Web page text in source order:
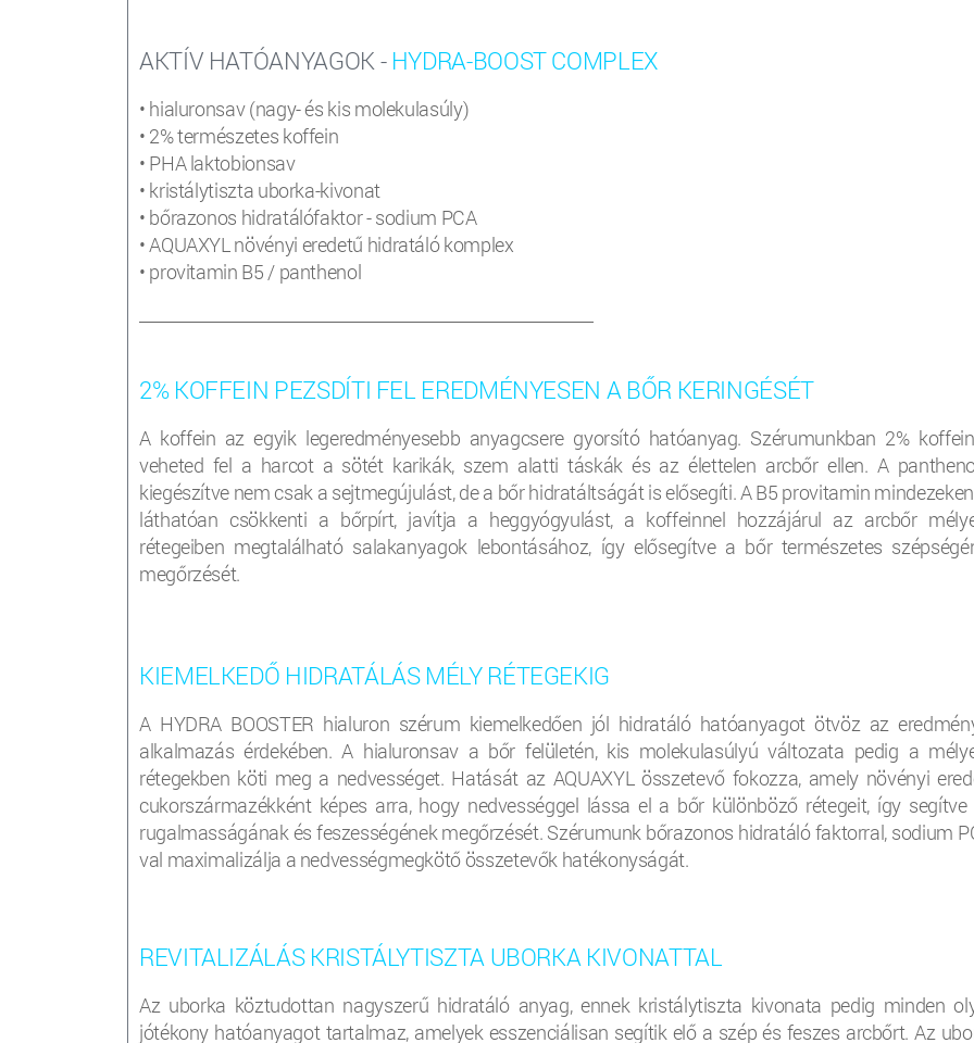
AKTÍV HATÓANYAGOK - HYDRA-BOOST COMPLEX
• hialuronsav (nagy- és kis molekulasúly)
• 2% természetes koffein
• PHA laktobionsav
• kristálytiszta uborka-kivonat
• bőrazonos hidratálófaktor - sodium PCA
• AQUAXYL növényi eredetű hidratáló komplex
• provitamin B5 / panthenol
2% KOFFEIN PEZSDÍTI FEL EREDMÉNYESEN A BŐR KERINGÉSÉT
A koffein az egyik legeredményesebb anyagcsere gyorsító hatóanyag. Szérumunkban 2%
veheted fel a harcot a sötét karikák, szem alatti táskák és az élettelen arcbőr ellen. A
kiegészítve nem csak a sejtmegújulást, de a bőr hidratáltságát is elősegíti. A B5 provitamin
láthatóan csökkenti a bőrpírt, javítja a heggyógyulást, a koffeinnel hozzájárul az arcbőr
rétegeiben megtalálható salakanyagok lebontásához, így elősegítve a bőr természetes
megőrzését.
KIEMELKEDŐ HIDRATÁLÁS MÉLY RÉTEGEKIG
A HYDRA BOOSTER hialuron szérum kiemelkedően jól hidratáló hatóanyagot ötvöz az
alkalmazás érdekében. A hialuronsav a bőr felületén, kis molekulasúlyú változata pedig a
rétegekben köti meg a nedvességet. Hatását az AQUAXYL összetevő fokozza, amely növényi
cukorszármazékként képes arra, hogy nedvességgel lássa el a bőr különböző rétegeit, így segítve
rugalmasságának és feszességének megőrzését. Szérumunk bőrazonos hidratáló faktorral, sodium
val maximalizálja a nedvességmegkötő összetevők hatékonyságát.
REVITALIZÁLÁS KRISTÁLYTISZTA UBORKA KIVONATTAL
Az uborka köztudottan nagyszerű hidratáló anyag, ennek kristálytiszta kivonata pedig minden
jótékony hatóanyagot tartalmaz, amelyek esszenciálisan segítik elő a szép és feszes arcbőrt. Az